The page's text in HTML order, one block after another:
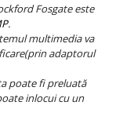
Fosgate este
.
multimedia va
adaptorul
poate fi preluată
inlocui cu un